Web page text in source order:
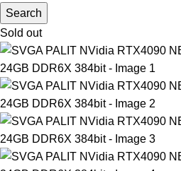
Search
Sold out